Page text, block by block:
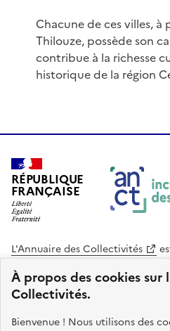
À propos des cookies sur
Collectivités.
Bienvenue ! Nous utilisons des
Chacune de ces villes, à
Thilouze, possède son
contribue à la richesse
historique de la région
RÉPUBLIQUE
FRANÇAISE
L'Annuaire des Collectivités
des Territoires
Cohésion des Territoires
. Le
est disponible en licence libre.
avec le système de design de